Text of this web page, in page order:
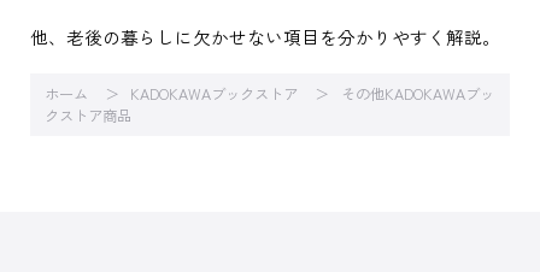
他、老後の暮らしに欠かせない項目を分かりやすく解説。
ホーム KADOKAWAブックストア
その他KADOKAWAブッ
クストア商品